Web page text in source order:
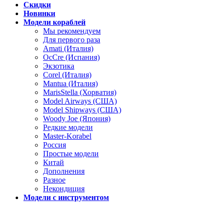
Скидки
Новинки
Модели кораблей
Мы рекомендуем
Для первого раза
Amati (Италия)
OcCre (Испания)
Экзотика
Corel (Италия)
Mantua (Италия)
MarisStella (Хорватия)
Model Airways (США)
Model Shipways (США)
Woody Joe (Япония)
Редкие модели
Master-Korabel
Россия
Простые модели
Китай
Дополнения
Разное
Некондиция
Модели с инструментом